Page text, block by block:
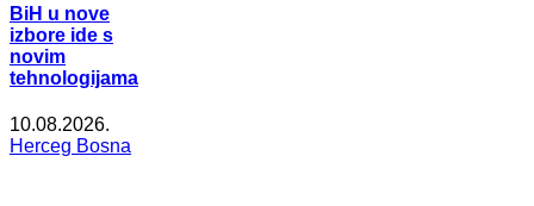
BiH u nove
izbore ide s
novim
tehnologijama
10.08.2026.
Herceg Bosna